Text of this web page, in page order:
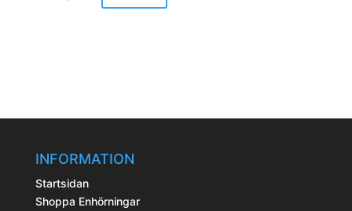
INFORMATION
Startsidan
Shoppa Enhörningar